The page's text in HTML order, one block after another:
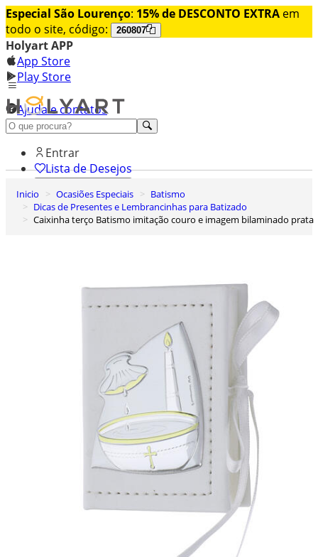
Especial São Lourenço: 15% de DESCONTO EXTRA em
todo o site, código:
260807
Holyart APP
App Store
Play Store
Ajuda e contatos
Conheça premium
Entrar
Lista de Desejos
0
Carrinho de Compras
Inicio Ocasiões Especiais
Batismo
Dicas de Presentes e Lembrancinhas para Batizado
Caixinha terço Batismo imitação couro e imagem bilaminado prata